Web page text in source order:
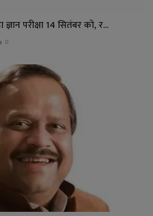
परीक्षा 14 सितंबर को, र...
0